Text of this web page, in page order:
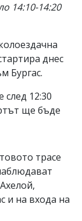
14:10-14:20
днес
Бургас.
12:30
ще бъде
трасе
и на входа на